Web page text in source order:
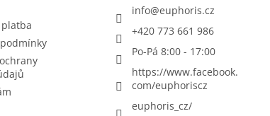
info@euphoris.cz
+420 773 661 986
Po-Pá 8:00 - 17:00
https://www.facebook.
com/euphoriscz
euphoris_cz/